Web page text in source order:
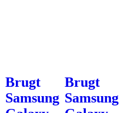
Brugt
Samsung
Brugt
Samsung